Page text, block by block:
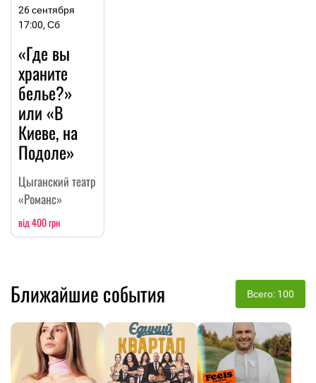
26 сентября
17:00, Сб
«Где вы
храните
белье?»
или «В
Киеве, на
Подоле»
Цыганский театр
«Романс»
від 400 грн
Ближайшие события Всего: 100